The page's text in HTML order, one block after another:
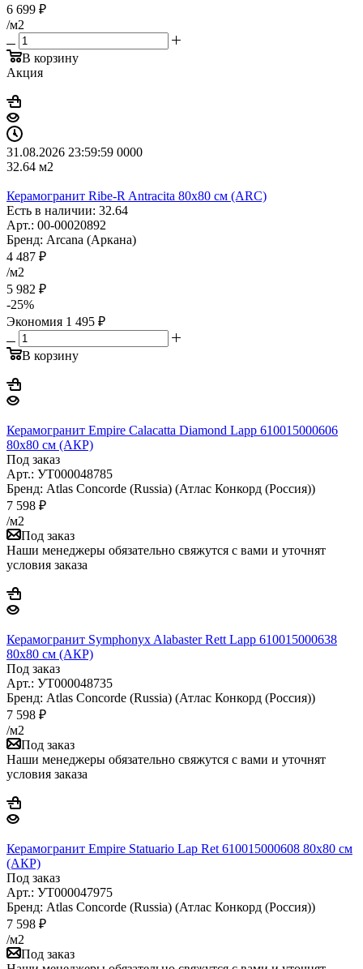
6 699 ₽
/м2
В корзину
Акция
31.08.2026 23:59:59 0000
32.64 м2
Керамогранит Ribe-R Antracita 80x80 см (ARC)
Есть в наличии: 32.64
Арт.: 00-00020892
Бренд: Arcana (Аркана)
4 487 ₽
/м2
5 982 ₽
-25%
Экономия 1 495 ₽
В корзину
Керамогранит Empire Calacatta Diamond Lapp 610015000606
80x80 см (АКР)
Под заказ
Арт.: УТ000048785
Бренд: Atlas Concorde (Russia) (Атлас Конкорд (Россия))
7 598 ₽
/м2
Под заказ
Наши менеджеры обязательно свяжутся с вами и уточнят
условия заказа
Керамогранит Symphonyx Alabaster Rett Lapp 610015000638
80х80 см (АКР)
Под заказ
Арт.: УТ000048735
Бренд: Atlas Concorde (Russia) (Атлас Конкорд (Россия))
7 598 ₽
/м2
Под заказ
Наши менеджеры обязательно свяжутся с вами и уточнят
условия заказа
Керамогранит Empire Statuario Lap Ret 610015000608 80х80 см
(АКР)
Под заказ
Арт.: УТ000047975
Бренд: Atlas Concorde (Russia) (Атлас Конкорд (Россия))
7 598 ₽
/м2
Под заказ